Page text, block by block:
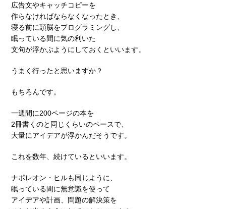
広告文やキャッチコピーを
作らなければならなくなったとき、
寝る前に頭脳をプログラミングし、
眠っている間に気の利いた
文句が浮かぶようにしておくといいます。
うまく行ったと思いますか？
もちろんです。
一週間に200ページの本を
2冊書くのと同じくらいのペースで、
大量にアイデアが浮かんだそうです。
これを数年、続けているといいます。
ナポレオン・ヒルも同じように、
眠っている間に無意識を使って
アイデアや計画、問題の解決策を